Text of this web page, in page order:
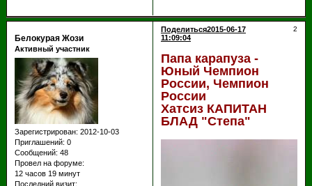
Поделиться 2
2015-06-17
11:09:04
Белокурая Жози
Активный участник
Зарегистрирован: 2012-10-03
Приглашений: 0
Сообщений: 48
Провел на форуме:
12 часов 19 минут
Последний визит:
Папа карапуза -
Юный Чемпион
России, Чемпион
России
Хатсиз КАПИТАН
БЛАД "Степа"